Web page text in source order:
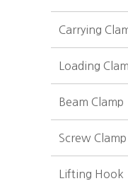
Carrying
Loading
Beam Clamp
Screw Clamp
Lifting Hook